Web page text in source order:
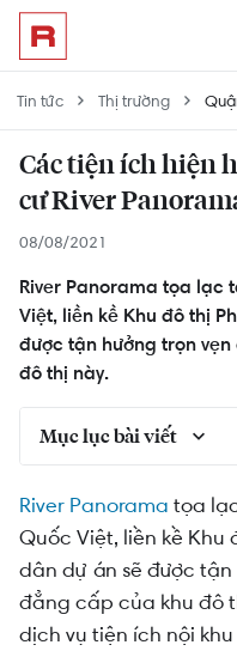
Tin tức Thị trường
Các tiện ích hiện
cư River
08/08/2021
River Panorama tọa lạc
Việt, liền kề Khu đô thị
được tận hưởng trọn
đô thị này.
Mục lục bài viết
Tiện ích nội khu
Tiện ích ngoại khu
River Panorama tọa
Quốc Việt, liền kề Khu
dân dự án sẽ được
đẳng cấp của khu đô
dịch vụ tiện ích nội